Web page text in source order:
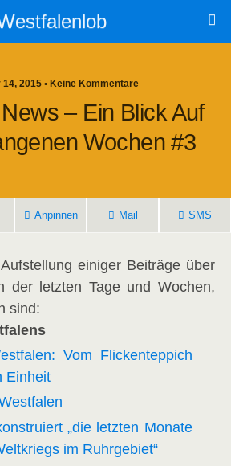
14, 2015 • Keine Kommentare
– Ein Blick Auf
Wochen #3
Anpinnen Mail SMS
einiger Beiträge über
der letzten Tage und Wochen,
sind:
Vom Flickenteppich
Einheit
„die letzten Monate
im Ruhrgebiet“